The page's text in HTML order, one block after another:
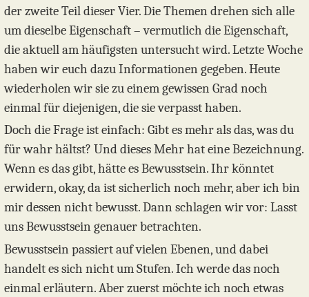
der zweite Teil dieser Vier. Die Themen drehen sich alle
um dieselbe Eigenschaft – vermutlich die Eigenschaft,
die aktuell am häufigsten untersucht wird. Letzte Woche
haben wir euch dazu Informationen gegeben. Heute
wiederholen wir sie zu einem gewissen Grad noch
einmal für diejenigen, die sie verpasst haben.
Doch die Frage ist einfach: Gibt es mehr als das, was du
für wahr hältst? Und dieses Mehr hat eine Bezeichnung.
Wenn es das gibt, hätte es Bewusstsein. Ihr könntet
erwidern, okay, da ist sicherlich noch mehr, aber ich bin
mir dessen nicht bewusst. Dann schlagen wir vor: Lasst
uns Bewusstsein genauer betrachten.
Bewusstsein passiert auf vielen Ebenen, und dabei
handelt es sich nicht um Stufen. Ich werde das noch
einmal erläutern. Aber zuerst möchte ich noch etwas